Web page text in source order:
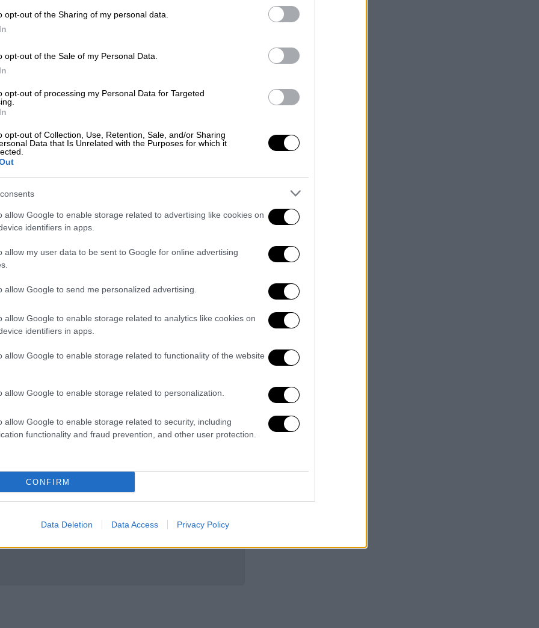
opt-out of the Sharing of my personal data.
opt-out of the Sale of my Personal Data.
opt-out of processing my Personal Data for Targeted
opt-out of Collection, Use, Retention, Sale, and/or Sharing
Data that Is Unrelated with the Purposes for which it
allow Google to enable storage related to advertising like cookies on
identifiers in apps.
allow my user data to be sent to Google for online advertising
allow Google to send me personalized advertising.
allow Google to enable storage related to analytics like cookies on
identifiers in apps.
allow Google to enable storage related to functionality of the website
allow Google to enable storage related to personalization.
allow Google to enable storage related to security, including
functionality and fraud prevention, and other user protection.
CONFIRM
Data Deletion Data Access Privacy Policy
με την ονομασία
ότι το κορίτσι μπορεί να είναι
της χώρας έχει δοθεί το ποσό
της. Ωστόσο, από το 2020,
ότι η μικρή Μαντλίν απήχθη και
43χρονο παιδόφιλο, Κρίστιαν
ότι δολοφονήθηκε από τον
για την εξαφάνιση – Στο
αστυνομίας με εκσκαφέα
δει ζωντανή σε σούπερ μάρκετ του
έχουν αποδείξεις για τον θάνατο
λέει ο παιδόφιλος - Φρικιαστικά